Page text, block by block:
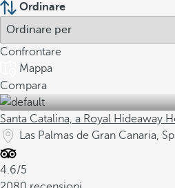
Ordinare
Confrontare
Mappa
Compara
Santa Catalina, a Royal Hideaway
Las Palmas de Gran Canaria,
4.6/5